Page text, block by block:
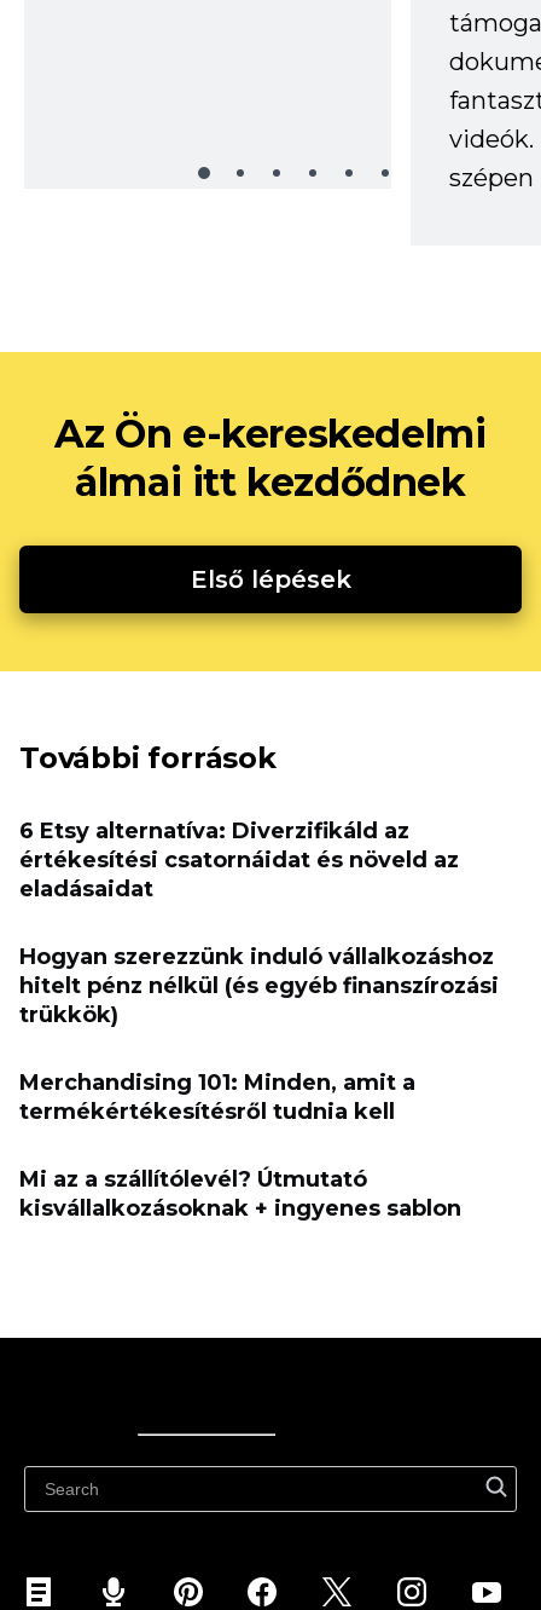
videók.
Az Ön e-kereskedelmi
álmai itt kezdődnek
Első lépések
További források
6 Etsy alternatíva: Diverzifikáld az
értékesítési csatornáidat és növeld az
eladásaidat
Hogyan szerezzünk induló vállalkozáshoz
hitelt pénz nélkül (és egyéb finanszírozási
trükkök)
Merchandising 101: Minden, amit a
termékértékesítésről tudnia kell
Mi az a szállítólevél? Útmutató
kisvállalkozásoknak + ingyenes sablon